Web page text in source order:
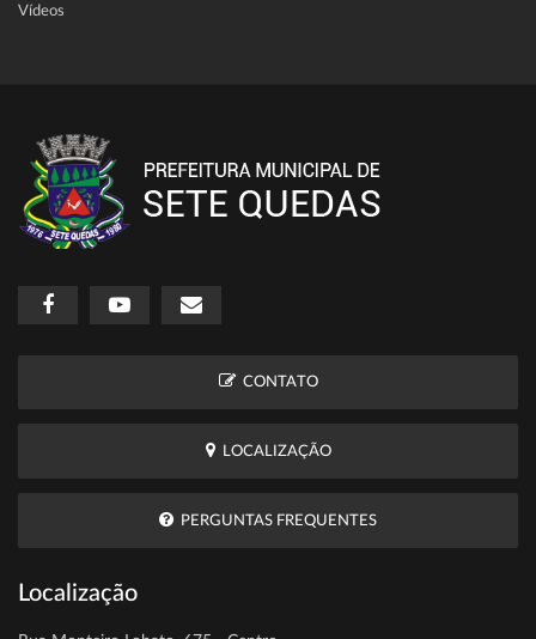
Vídeos
CONTATO
LOCALIZAÇÃO
PERGUNTAS FREQUENTES
Localização